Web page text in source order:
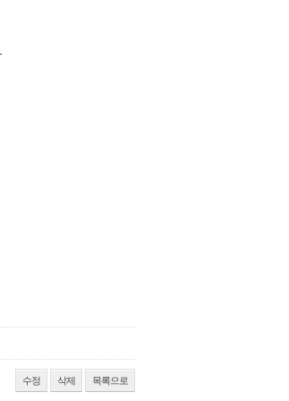
수정 삭제 목록으로